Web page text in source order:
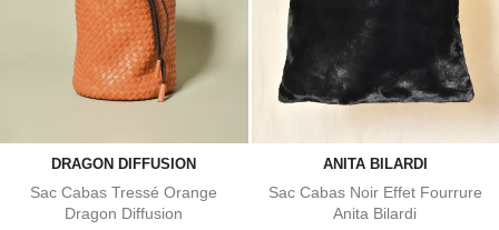
DRAGON DIFFUSION
Sac Cabas Tressé Orange
Dragon Diffusion
ANITA BILARDI
Sac Cabas Noir Effet Fourrure
Anita Bilardi